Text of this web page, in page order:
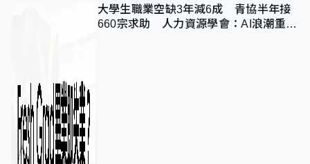
大學生職業空缺3年減6成 青協半年接
660宗求助 人力資源學會：AI浪潮重整